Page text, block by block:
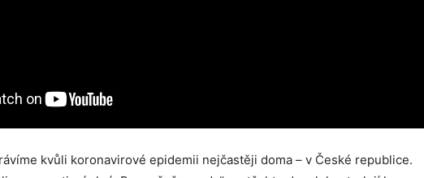
kvůli koronavirové epidemii nejčastěji doma – v České republice.